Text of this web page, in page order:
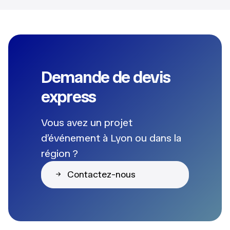
Demande de devis
express
Vous avez un projet
d’événement à Lyon ou dans la
région ?
Contactez-nous